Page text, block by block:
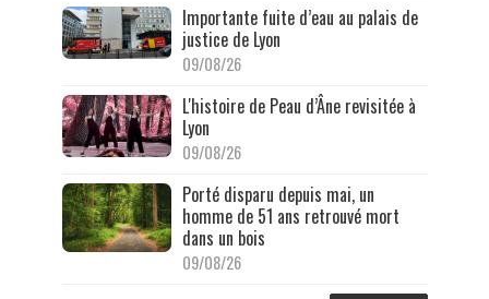
Importante fuite d’eau au palais de
justice de Lyon
09/08/26
L'histoire de Peau d’Âne revisitée à
Lyon
09/08/26
Porté disparu depuis mai, un
homme de 51 ans retrouvé mort
dans un bois
09/08/26